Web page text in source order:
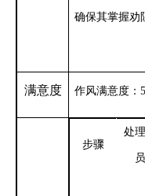
确保其掌握劝
满意度 作风满意度：
步骤
处
员